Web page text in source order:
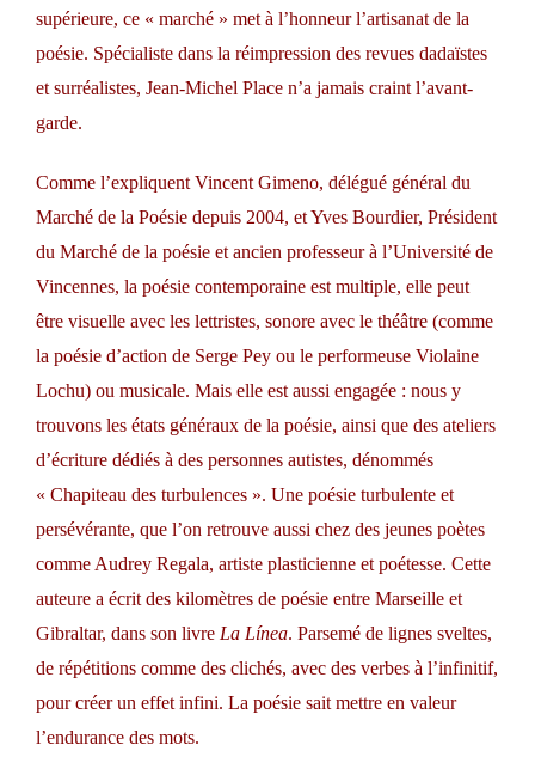
supérieure, ce « marché » met à l’honneur l’artisanat de la
poésie. Spécialiste dans la réimpression des revues dadaïstes
et surréalistes, Jean-Michel Place n’a jamais craint l’avant-
garde.
Comme l’expliquent Vincent Gimeno, délégué général du
Marché de la Poésie depuis 2004, et Yves Bourdier, Président
du Marché de la poésie et ancien professeur à l’Université de
Vincennes, la poésie contemporaine est multiple, elle peut
être visuelle avec les lettristes, sonore avec le théâtre (comme
la poésie d’action de Serge Pey ou le performeuse Violaine
Lochu) ou musicale. Mais elle est aussi engagée : nous y
trouvons les états généraux de la poésie, ainsi que des ateliers
d’écriture dédiés à des personnes autistes, dénommés
« Chapiteau des turbulences ». Une poésie turbulente et
persévérante, que l’on retrouve aussi chez des jeunes poètes
comme Audrey Regala, artiste plasticienne et poétesse. Cette
auteure a écrit des kilomètres de poésie entre Marseille et
Gibraltar, dans son livre La Línea. Parsemé de lignes sveltes,
de répétitions comme des clichés, avec des verbes à l’infinitif,
pour créer un effet infini. La poésie sait mettre en valeur
l’endurance des mots.